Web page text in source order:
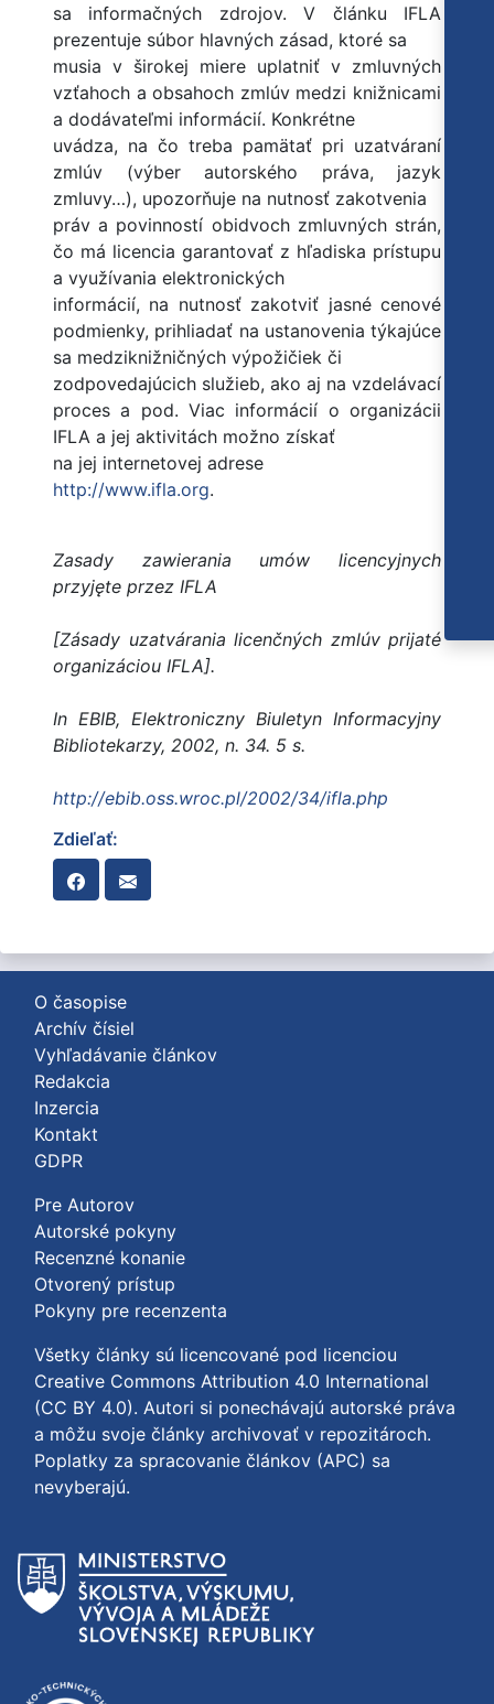
sa informačných zdrojov. V článku IFLA
prezentuje súbor hlavných zásad, ktoré sa
musia v širokej miere uplatniť v zmluvných
vzťahoch a obsahoch zmlúv medzi knižnicami
a dodávateľmi informácií. Konkrétne
uvádza, na čo treba pamätať pri uzatváraní
zmlúv (výber autorského práva, jazyk
zmluvy…), upozorňuje na nutnosť zakotvenia
práv a povinností obidvoch zmluvných strán,
čo má licencia garantovať z hľadiska prístupu
a využívania elektronických
informácií, na nutnosť zakotviť jasné cenové
podmienky, prihliadať na ustanovenia týkajúce
sa medziknižničných výpožičiek či
zodpovedajúcich služieb, ako aj na vzdelávací
proces a pod. Viac informácií o organizácii
IFLA a jej aktivitách možno získať
na jej internetovej adrese
http://www.ifla.org.
Zasady zawierania umów licencyjnych
przyjęte przez IFLA
[Zásady uzatvárania licenčných zmlúv prijaté
organizáciou IFLA].
In EBIB, Elektroniczny Biuletyn Informacyjny
Bibliotekarzy, 2002, n. 34. 5 s.
http://ebib.oss.wroc.pl/2002/34/ifla.php
Zdieľať:
O časopise
Archív čísiel
Vyhľadávanie článkov
Redakcia
Inzercia
Kontakt
GDPR
Pre Autorov
Autorské pokyny
Recenzné konanie
Otvorený prístup
Pokyny pre recenzenta
Všetky články sú licencované pod licenciou
Creative Commons Attribution 4.0 International
(CC BY 4.0). Autori si ponechávajú autorské práva
a môžu svoje články archivovať v repozitároch.
Poplatky za spracovanie článkov (APC) sa
nevyberajú.